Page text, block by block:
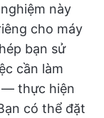
này
cho máy
bạn sử
cần làm
— thực hiện
có thể đặt